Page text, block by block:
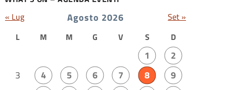
Agosto 2026
L M M G V S D
1
2
3
4 5 6 7 8
9
« Lug Set »